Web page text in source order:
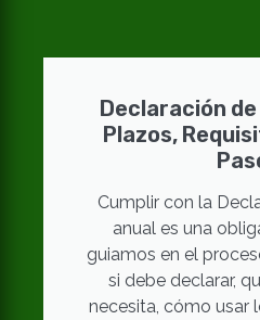
Declaración de
Plazos,
Cumplir con la
anual es una
guiamos en el
si debe declarar,
necesita, cómo usar